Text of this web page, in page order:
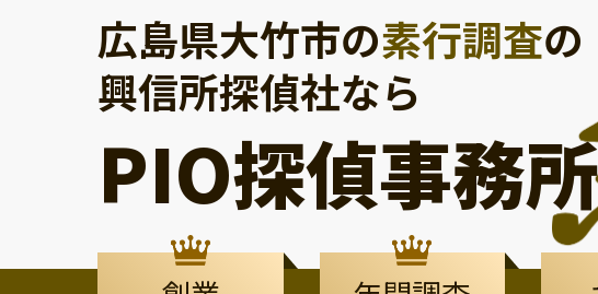
広島県大竹市の素行調査の
興信所探偵社なら
PIO探偵事務所